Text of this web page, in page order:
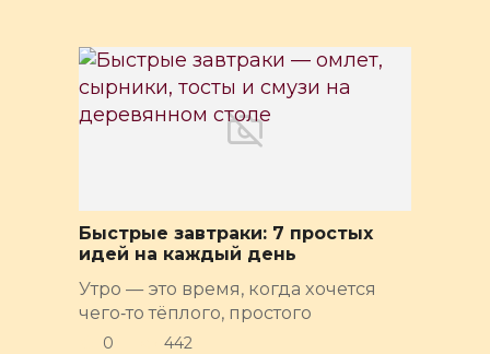
Быстрые завтраки: 7 простых
идей на каждый день
Утро — это время, когда хочется
чего‑то тёплого, простого
0 442